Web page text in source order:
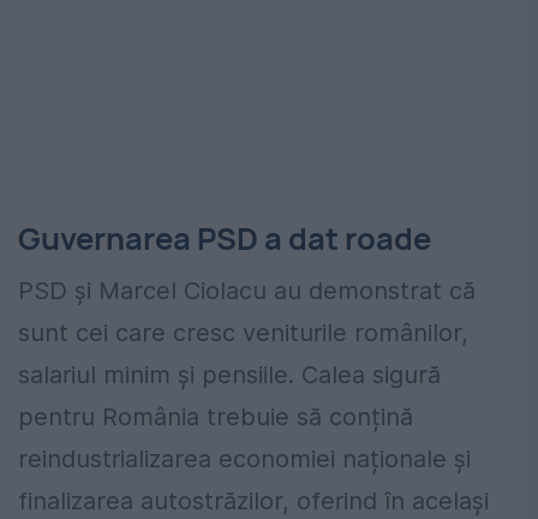
Guvernarea PSD a dat roade
PSD și Marcel Ciolacu au demonstrat că
sunt cei care cresc veniturile românilor,
salariul minim și pensiile. Calea sigură
pentru România trebuie să conțină
reindustrializarea economiei naționale și
finalizarea autostrăzilor, oferind în același